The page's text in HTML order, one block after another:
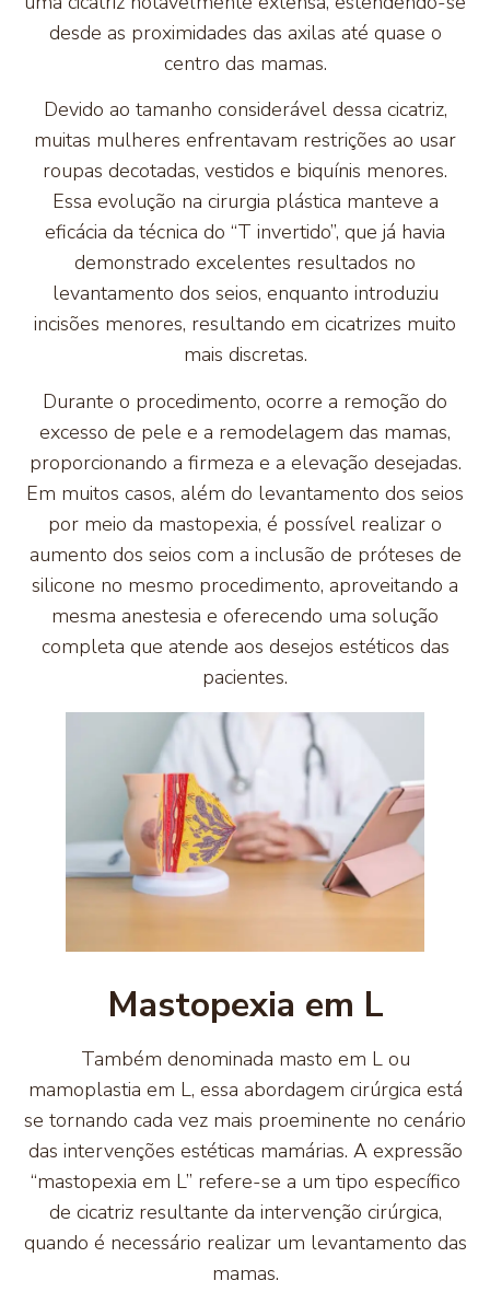
desde as proximidades das axilas até quase o
centro das mamas.
Devido ao tamanho considerável dessa cicatriz,
muitas mulheres enfrentavam restrições ao usar
roupas decotadas, vestidos e biquínis menores.
Essa evolução na cirurgia plástica manteve a
eficácia da técnica do “T invertido”, que já havia
demonstrado excelentes resultados no
levantamento dos seios, enquanto introduziu
incisões menores, resultando em cicatrizes muito
mais discretas.
Durante o procedimento, ocorre a remoção do
excesso de pele e a remodelagem das mamas,
proporcionando a firmeza e a elevação desejadas.
Em muitos casos, além do levantamento dos seios
por meio da mastopexia, é possível realizar o
aumento dos seios com a inclusão de próteses de
silicone no mesmo procedimento, aproveitando a
mesma anestesia e oferecendo uma solução
completa que atende aos desejos estéticos das
pacientes.
Mastopexia em L
Também denominada masto em L ou
mamoplastia em L, essa abordagem cirúrgica está
se tornando cada vez mais proeminente no cenário
das intervenções estéticas mamárias. A expressão
“mastopexia em L” refere-se a um tipo específico
de cicatriz resultante da intervenção cirúrgica,
quando é necessário realizar um levantamento das
mamas.